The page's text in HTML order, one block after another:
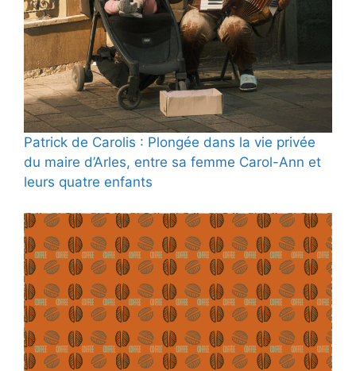
Patrick de Carolis : Plongée dans la vie privée
du maire d’Arles, entre sa femme Carol-Ann et
leurs quatre enfants